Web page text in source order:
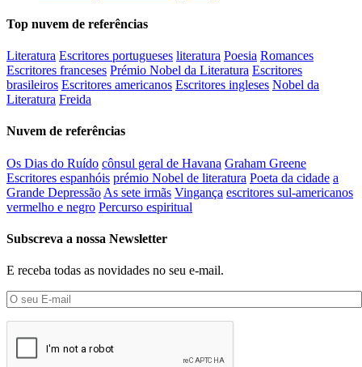
Top nuvem de referências
Literatura Escritores portugueses literatura Poesia Romances
Escritores franceses Prémio Nobel da Literatura Escritores
brasileiros Escritores americanos Escritores ingleses Nobel da
Literatura Freida
Nuvem de referências
Os Dias do Ruído cônsul geral de Havana Graham Greene
Escritores espanhóis prémio Nobel de literatura Poeta da cidade a
Grande Depressão As sete irmãs Vingança escritores sul-americanos
vermelho e negro Percurso espiritual
Subscreva a nossa Newsletter
E receba todas as novidades no seu e-mail.